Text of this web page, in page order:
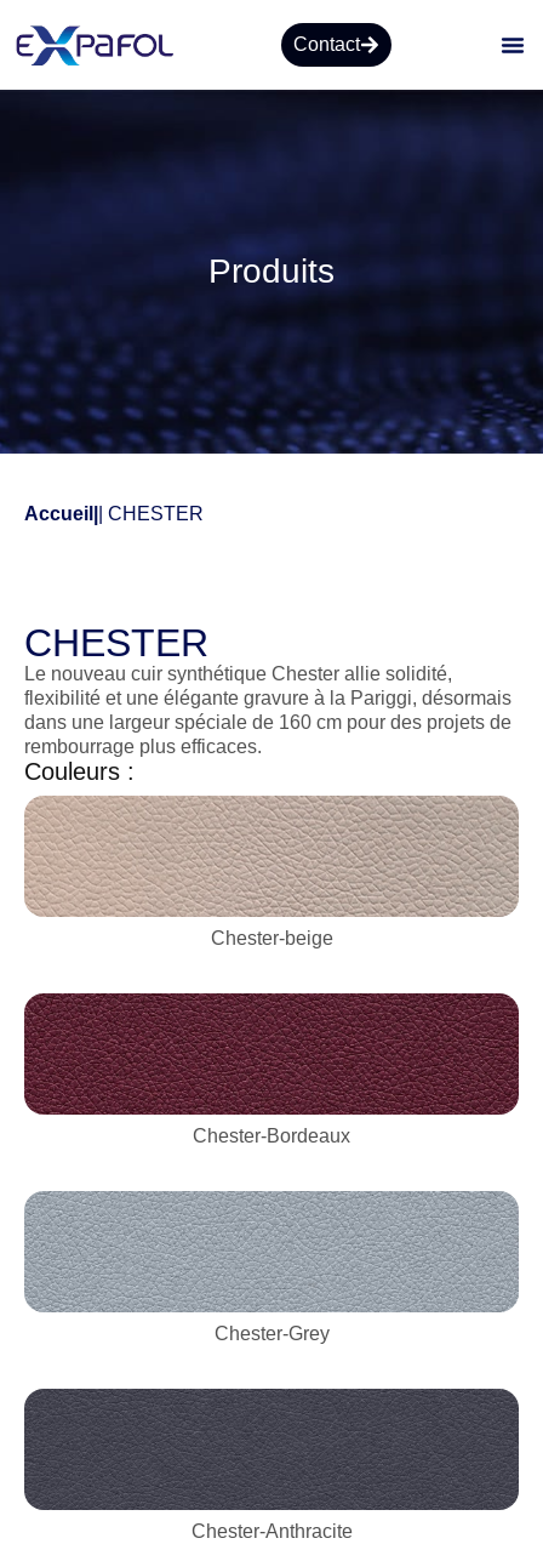
Contact
Produits
Accueil | CHESTER
CHESTER
Le nouveau cuir synthétique Chester allie solidité,
flexibilité et une élégante gravure à la Pariggi, désormais
dans une largeur spéciale de 160 cm pour des projets de
rembourrage plus efficaces.
Couleurs :
Chester-beige
Chester-Bordeaux
Chester-Grey
Chester-Anthracite